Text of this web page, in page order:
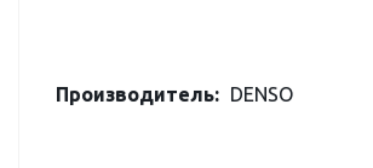
Производитель: DENSO